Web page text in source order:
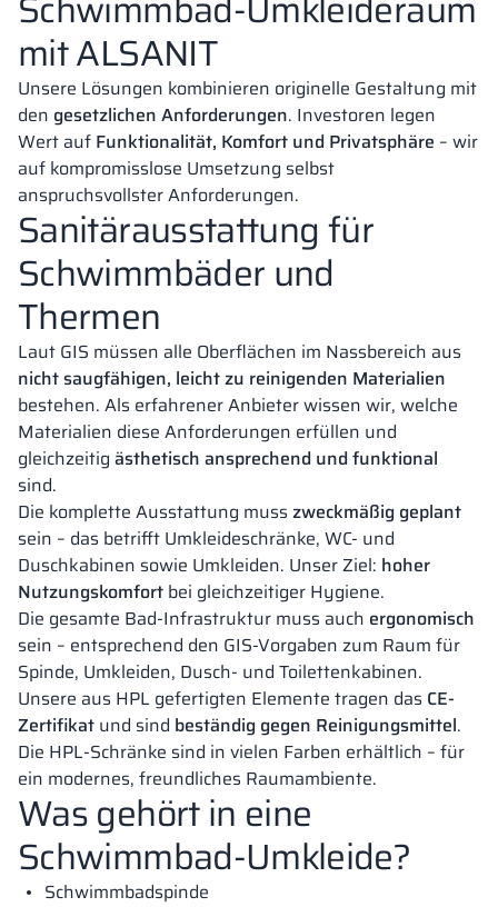
mit ALSANIT
Unsere Lösungen kombinieren originelle Gestaltung mit
den gesetzlichen Anforderungen. Investoren legen
Wert auf Funktionalität, Komfort und Privatsphäre – wir
auf kompromisslose Umsetzung selbst
anspruchsvollster Anforderungen.
Sanitärausstattung für
Schwimmbäder und
Thermen
Laut GIS müssen alle Oberflächen im Nassbereich aus
nicht saugfähigen, leicht zu reinigenden Materialien
bestehen. Als erfahrener Anbieter wissen wir, welche
Materialien diese Anforderungen erfüllen und
gleichzeitig ästhetisch ansprechend und funktional
sind.
Die komplette Ausstattung muss zweckmäßig geplant
sein – das betrifft Umkleideschränke, WC- und
Duschkabinen sowie Umkleiden. Unser Ziel: hoher
Nutzungskomfort bei gleichzeitiger Hygiene.
Die gesamte Bad-Infrastruktur muss auch ergonomisch
sein – entsprechend den GIS-Vorgaben zum Raum für
Spinde, Umkleiden, Dusch- und Toilettenkabinen.
Unsere aus HPL gefertigten Elemente tragen das CE-
Zertifikat und sind beständig gegen Reinigungsmittel.
Die HPL-Schränke sind in vielen Farben erhältlich – für
ein modernes, freundliches Raumambiente.
Was gehört in eine
Schwimmbad-Umkleide?
Schwimmbadspinde